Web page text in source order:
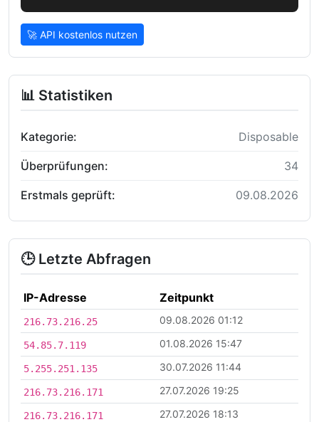
🚀 API kostenlos nutzen
📊 Statistiken
Kategorie: Disposable
Überprüfungen: 34
Erstmals geprüft: 09.08.2026
🕒 Letzte Abfragen
IP-Adresse Zeitpunkt
216.73.216.25 09.08.2026 01:12
54.85.7.119 01.08.2026 15:47
5.255.251.135 30.07.2026 11:44
216.73.216.171 27.07.2026 19:25
216.73.216.171 27.07.2026 18:13